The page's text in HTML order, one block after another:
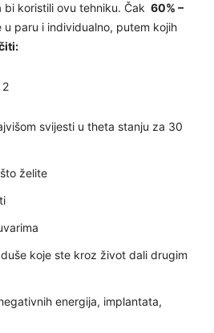
koristili ovu tehniku. Čak 60% –
paru i individualno, putem kojih
svijesti u theta stanju za 30
želite
koje ste kroz život dali drugim
energija, implantata,